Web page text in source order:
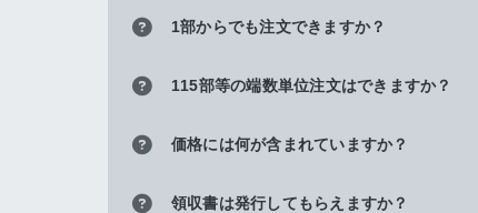
1部からでも注文できますか？
115部等の端数単位注文はできますか？
価格には何が含まれていますか？
領収書は発行してもらえますか？